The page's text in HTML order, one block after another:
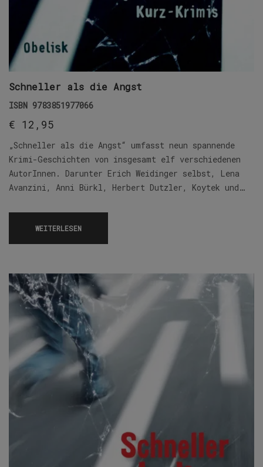
Schneller als die Angst
ISBN 9783851977066
€ 12,95
„Schneller als die Angst“ umfasst neun spannende
Krimi-Geschichten von insgesamt elf verschiedenen
AutorInnen. Darunter Erich Weidinger selbst, Lena
Avanzini, Anni Bürkl, Herbert Dutzler, Koytek und…
WEITERLESEN